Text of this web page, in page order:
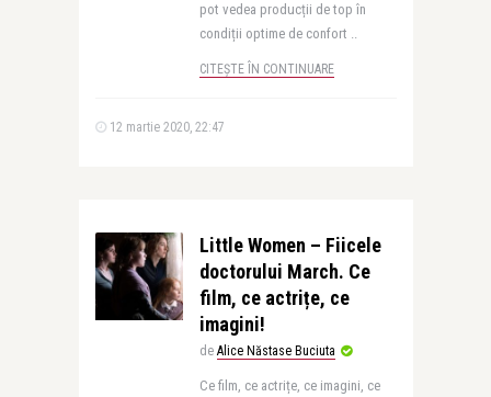
pot vedea producții de top în
condiții optime de confort ..
CITEȘTE ÎN CONTINUARE
12 martie 2020, 22:47
Little Women – Fiicele
doctorului March. Ce
film, ce actrițe, ce
imagini!
de Alice Năstase Buciuta
Ce film, ce actrițe, ce imagini, ce